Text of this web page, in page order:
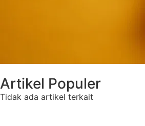
Artikel Populer
Tidak ada artikel terkait